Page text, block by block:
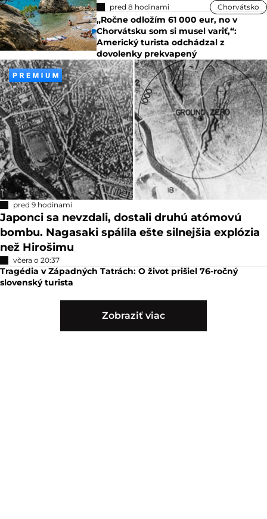
pred 8 hodinami Chorvátsko
„Ročne odložím 61 000 eur, no v
Chorvátsku som si musel variť,“:
Americký turista odchádzal z
dovolenky prekvapený
pred 9 hodinami
Japonci sa nevzdali, dostali druhú atómovú
bombu. Nagasaki spálila ešte silnejšia explózia
než Hirošimu
včera o 20:37
Tragédia v Západných Tatrách: O život prišiel 76-ročný
slovenský turista
Zobraziť viac